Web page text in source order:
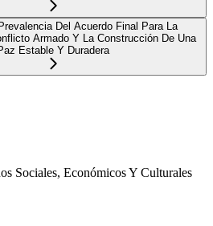
Del Acuerdo Final Para La
Armado Y La Construcción De Una
Estable Y Duradera
Sociales, Económicos Y Culturales